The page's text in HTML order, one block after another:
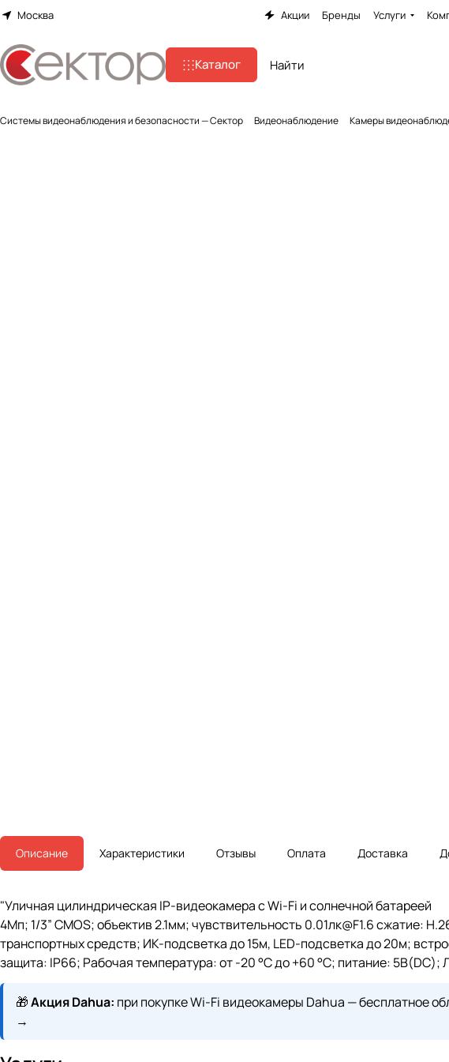
Москва Акции Бренды Услуги
Каталог
Системы видеонаблюдения и безопасности — Сектор Видеонаблюдение Камеры
Описание Характеристики Отзывы Оплата Доставка
"Уличная цилиндрическая IP-видеокамера с Wi-Fi и солнечной батареей
4Мп; 1/3” CMOS; объектив 2.1мм; чувствительность 0.01лк@F1.6 сжатие:
транспортных средств; ИК-подсветка до 15м, LED-подсветка до 20м;
защита: IP66; Рабочая температура: от -20 °C до +60 °C; питание: 5В(DC);
🎁Акция Dahua: при покупке Wi-Fi видеокамеры Dahua —бесплатное
→